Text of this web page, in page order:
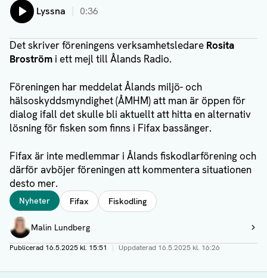
Lyssna 0:36
Det skriver föreningens verksamhetsledare Rosita
Broström i ett mejl till Ålands Radio.
Föreningen har meddelat Ålands miljö- och
hälsoskyddsmyndighet (ÅMHM) att man är öppen för
dialog ifall det skulle bli aktuellt att hitta en alternativ
lösning för fisken som finns i Fifax bassänger.
Fifax är inte medlemmar i Ålands fiskodlarförening och
därför avböjer föreningen att kommentera situationen
desto mer.
Taggar
Nyheter Fifax Fiskodling
Författare
Malin Lundberg
Visa profil
Publicerad 16.5.2025 kl. 15:51 | Uppdaterad 16.5.2025 kl. 16:26